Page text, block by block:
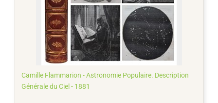
Camille Flammarion - Astronomie Populaire. Description
Générale du Ciel - 1881